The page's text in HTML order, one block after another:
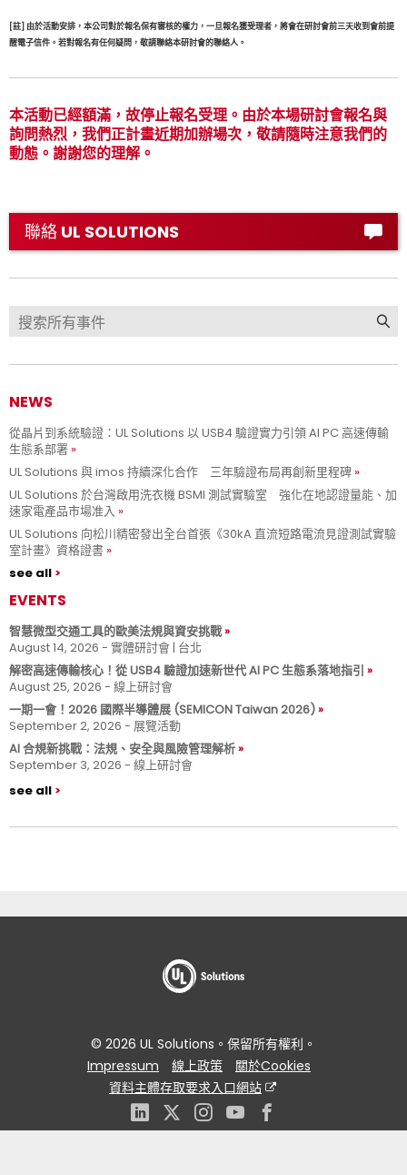
[註] 由於活動安排，本公司對於報名保有審核的權力，一旦報名獲受理者，將會在研討會前三天收到會前提
醒電子信件。若對報名有任何疑問，敬請聯絡本研討會的聯絡人。
本活動已經額滿，故停止報名受理。由於本場研討會報名與
詢問熱烈，我們正計畫近期加辦場次，敬請隨時注意我們的
動態。謝謝您的理解。
聯絡 UL SOLUTIONS
NEWS
從晶片到系統驗證：UL Solutions 以 USB4 驗證實力引領 AI PC 高速傳輸
生態系部署
UL Solutions 與 imos 持續深化合作 三年驗證布局再創新里程碑
UL Solutions 於台灣啟用洗衣機 BSMI 測試實驗室 強化在地認證量能、加
速家電產品市場准入
UL Solutions 向松川精密發出全台首張《30kA 直流短路電流見證測試實驗
室計畫》資格證書
see all
EVENTS
智慧微型交通工具的歐美法規與資安挑戰
August 14, 2026 - 實體研討會 | 台北
解密高速傳輸核心！從 USB4 驗證加速新世代 AI PC 生態系落地指引
August 25, 2026 - 線上研討會
一期一會！2026 國際半導體展 (SEMICON Taiwan 2026)
September 2, 2026 - 展覽活動
AI 合規新挑戰：法規、安全與風險管理解析
September 3, 2026 - 線上研討會
see all
© 2026 UL Solutions。保留所有權利。
Impressum
線上政策
關於Cookies
資料主體存取要求入口網站